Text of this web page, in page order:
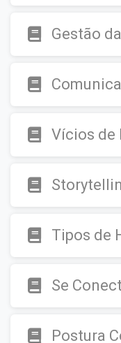
Gestão
Vícios de
Tipos de
Se
Postura